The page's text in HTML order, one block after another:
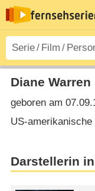
Diane Warren
geboren am
US-
Darstellerin